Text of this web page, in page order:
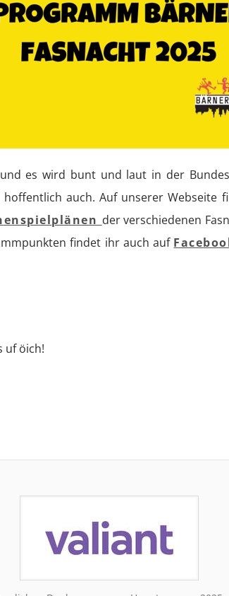
es wird bunt und laut in der
auch. Auf unserer Webseite
der verschiedenen
findet ihr auch auf
uf öich!